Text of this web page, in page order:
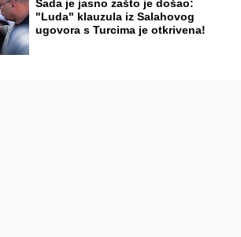
Sada je jasno zašto je došao:
"Luda" klauzula iz Salahovog
ugovora s Turcima je otkrivena!